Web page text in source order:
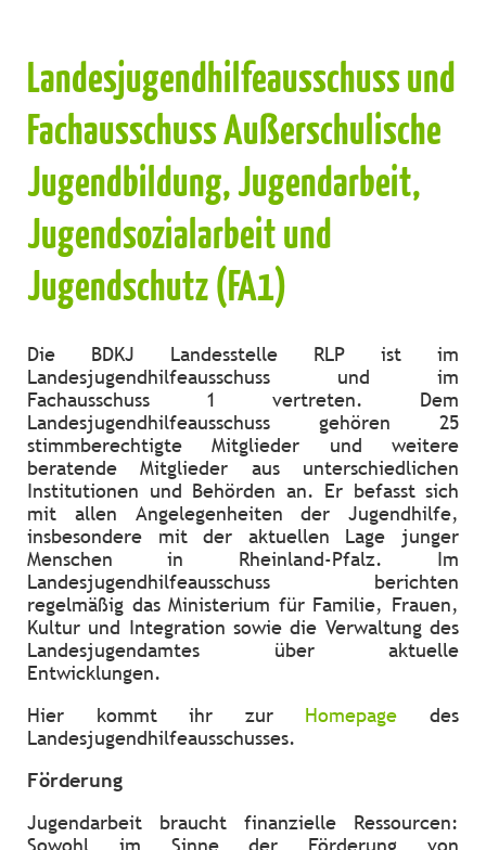
Landesjugendhilfeausschuss und
Fachausschuss Außerschulische
Jugendbildung, Jugendarbeit,
Jugendsozialarbeit und
Jugendschutz (FA1)
Die BDKJ Landesstelle RLP ist im
Landesjugendhilfeausschuss und im
Fachausschuss 1 vertreten. Dem
Landesjugendhilfeausschuss gehören 25
stimmberechtigte Mitglieder und weitere
beratende Mitglieder aus unterschiedlichen
Institutionen und Behörden an. Er befasst sich
mit allen Angelegenheiten der Jugendhilfe,
insbesondere mit der aktuellen Lage junger
Menschen in Rheinland-Pfalz. Im
Landesjugendhilfeausschuss berichten
regelmäßig das Ministerium für Familie, Frauen,
Kultur und Integration sowie die Verwaltung des
Landesjugendamtes über aktuelle
Entwicklungen.
Hier kommt ihr zur Homepage des
Landesjugendhilfeausschusses.
Förderung
Jugendarbeit braucht finanzielle Ressourcen:
Sowohl im Sinne der Förderung von